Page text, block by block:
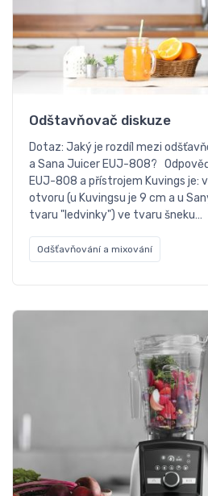
Odštavňovač diskuze
Dotaz: Jaký je rozdíl mezi
a Sana Juicer EUJ-808?
EUJ-808 a přístrojem Kuvings je:
otvoru (u Kuvingsu je 9 cm a u
tvaru "ledvinky") ve tvaru šneku…
Odšťavňování a mixování